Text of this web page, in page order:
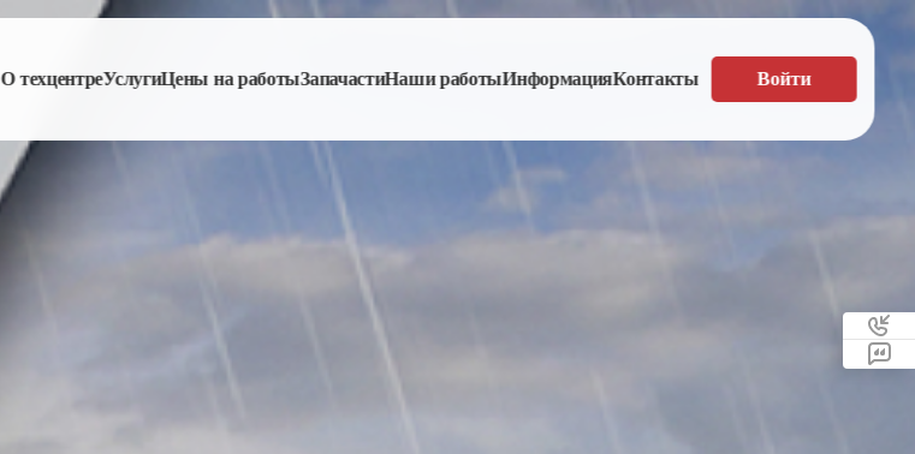
О техцентреУслугиЦены на работыЗапачастиНаши работыИнформацияКонтакты Войти